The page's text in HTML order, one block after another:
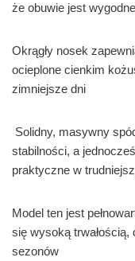
że obuwie jest
Okrągły nosek
ocieplone cienkim
zimniejsze dni
Solidny, masywny
stabilności, a
praktyczne w
Model ten jest
się wysoką trwałością,
sezonów